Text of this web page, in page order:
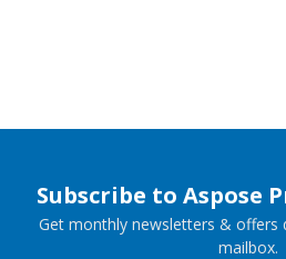
Subscribe to Aspose
Get monthly newsletters & offers
mailbox.